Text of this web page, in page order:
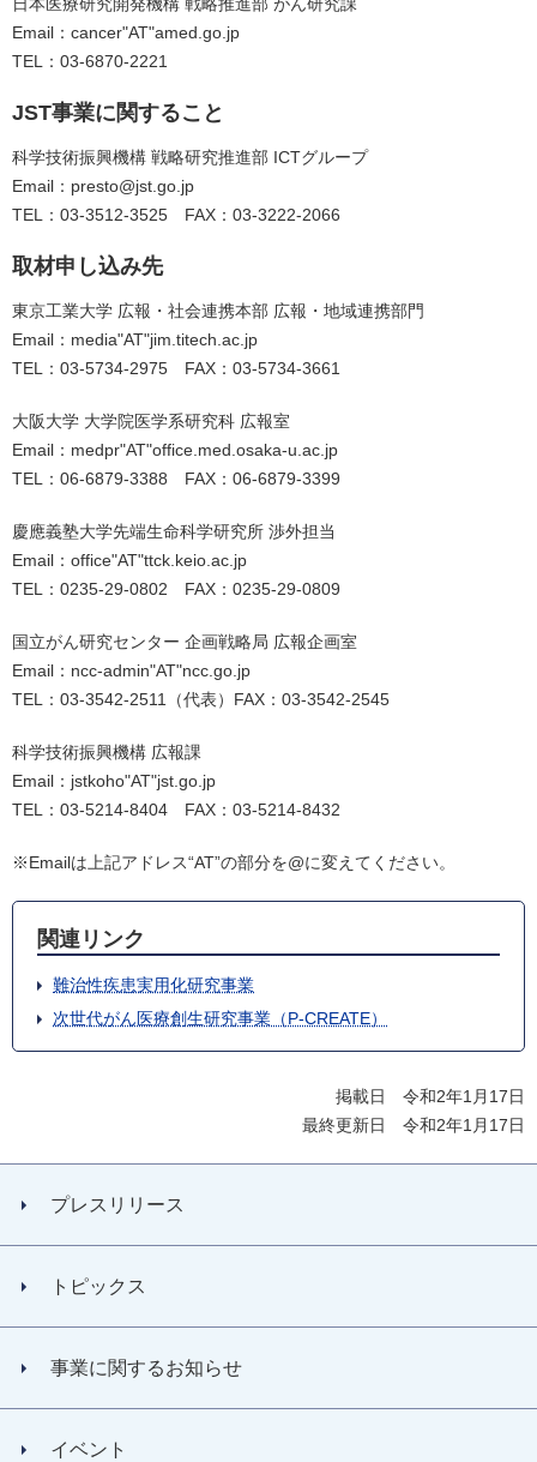
日本医療研究開発機構 戦略推進部 がん研究課
Email：cancer"AT"amed.go.jp
TEL：03-6870-2221
JST事業に関すること
科学技術振興機構 戦略研究推進部 ICTグループ
Email： presto@jst.go.jp
TEL：03-3512-3525 FAX：03-3222-2066
取材申し込み先
東京工業大学 広報・社会連携本部 広報・地域連携部門
Email：media"AT"jim.titech.ac.jp
TEL：03-5734-2975 FAX：03-5734-3661
大阪大学 大学院医学系研究科 広報室
Email：medpr"AT"office.med.osaka-u.ac.jp
TEL：06-6879-3388 FAX：06-6879-3399
慶應義塾大学先端生命科学研究所 渉外担当
Email：office"AT"ttck.keio.ac.jp
TEL：0235-29-0802 FAX：0235-29-0809
国立がん研究センター 企画戦略局 広報企画室
Email：ncc-admin"AT"ncc.go.jp
TEL：03-3542-2511（代表）FAX：03-3542-2545
科学技術振興機構 広報課
Email：jstkoho"AT"jst.go.jp
TEL：03-5214-8404 FAX：03-5214-8432
※Emailは上記アドレス“AT”の部分を@に変えてください。
関連リンク
難治性疾患実用化研究事業
次世代がん医療創生研究事業（P-CREATE）
掲載日 令和2年1月17日
最終更新日 令和2年1月17日
プレスリリース
トピックス
事業に関するお知らせ
イベント